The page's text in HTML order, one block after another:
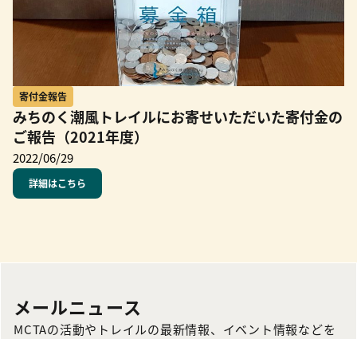
寄付金報告
みちのく潮風トレイルにお寄せいただいた寄付金の
ご報告（2021年度）
2022/06/29
詳細はこちら
メールニュース
MCTAの活動やトレイルの最新情報、イベント情報などを